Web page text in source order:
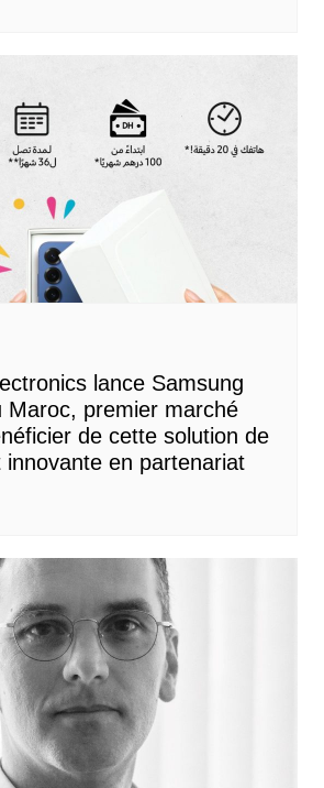
lance Samsung
Maroc, premier marché
de cette solution de
innovante en partenariat